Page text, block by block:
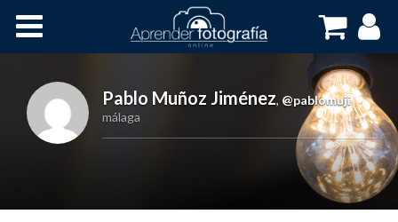
Cursos OnLine
Pablo Muñoz Jiménez, @pablomuji
málaga